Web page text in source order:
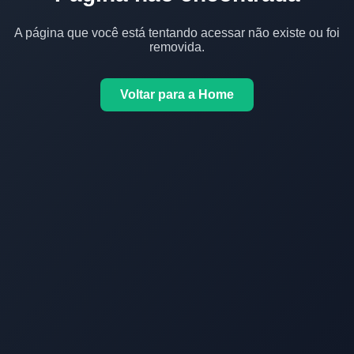
A página que você está tentando acessar não existe ou foi
removida.
Voltar para a Home